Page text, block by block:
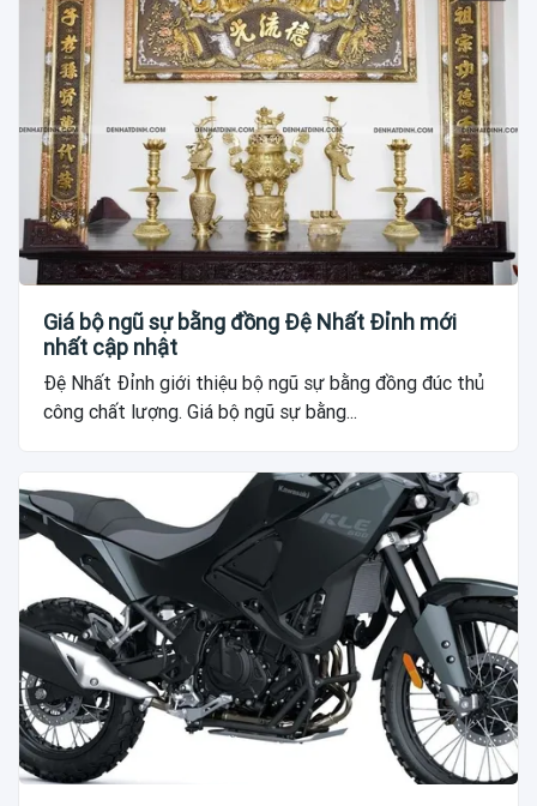
Giá bộ ngũ sự bằng đồng Đệ Nhất Đỉnh mới
nhất cập nhật
Đệ Nhất Đỉnh giới thiệu bộ ngũ sự bằng đồng đúc thủ
công chất lượng. Giá bộ ngũ sự bằng...